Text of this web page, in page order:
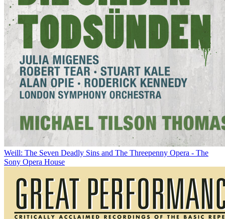
Weill: The Seven Deadly Sins and The Threepenny Opera - The
Sony Opera House